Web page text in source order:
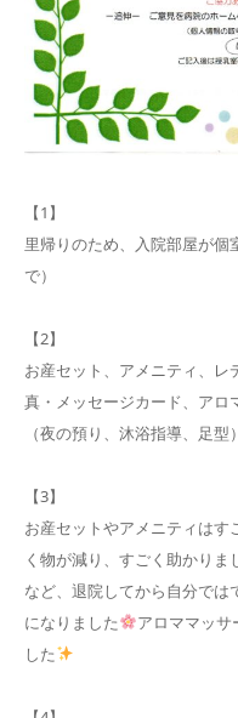
【1】
里帰りのため、入院部屋が
で）
【2】
お産セット、アメニティ、
真・メッセージカード、アロ
（夜の預り、沐浴指導、足型）
【3】
お産セットやアメニティは
く物が減り、すごく助かり
など、退院してから自分では
になりました
アロママッサ
した